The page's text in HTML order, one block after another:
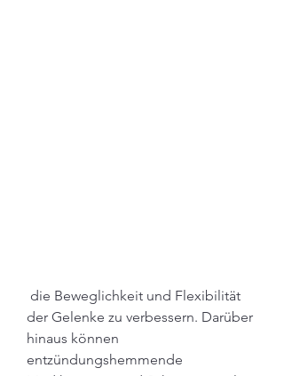
der Gelenke zu verbessern. Darüber
hinaus können
entzündungshemmende